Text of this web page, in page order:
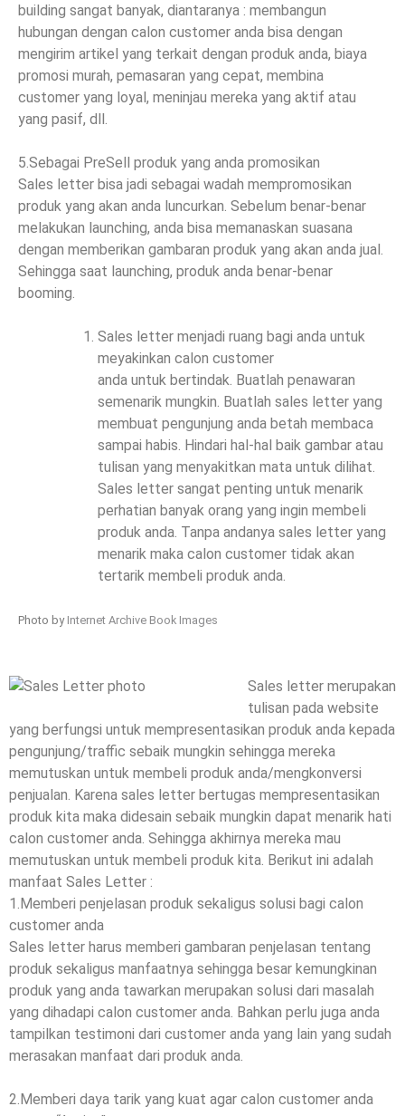
building sangat banyak, diantaranya : membangun
hubungan dengan calon customer anda bisa dengan
mengirim artikel yang terkait dengan produk anda, biaya
promosi murah, pemasaran yang cepat, membina
customer yang loyal, meninjau mereka yang aktif atau
yang pasif, dll.
5.Sebagai PreSell produk yang anda promosikan
Sales letter bisa jadi sebagai wadah mempromosikan
produk yang akan anda luncurkan. Sebelum benar-benar
melakukan launching, anda bisa memanaskan suasana
dengan memberikan gambaran produk yang akan anda jual.
Sehingga saat launching, produk anda benar-benar
booming.
Sales letter menjadi ruang bagi anda untuk
meyakinkan calon customer
anda untuk bertindak. Buatlah penawaran
semenarik mungkin. Buatlah sales letter yang
membuat pengunjung anda betah membaca
sampai habis. Hindari hal-hal baik gambar atau
tulisan yang menyakitkan mata untuk dilihat.
Sales letter sangat penting untuk menarik
perhatian banyak orang yang ingin membeli
produk anda. Tanpa andanya sales letter yang
menarik maka calon customer tidak akan
tertarik membeli produk anda.
Photo by Internet Archive Book Images
Sales letter merupakan
tulisan pada website
yang berfungsi untuk mempresentasikan produk anda kepada
pengunjung/traffic sebaik mungkin sehingga mereka
memutuskan untuk membeli produk anda/mengkonversi
penjualan. Karena sales letter bertugas mempresentasikan
produk kita maka didesain sebaik mungkin dapat menarik hati
calon customer anda. Sehingga akhirnya mereka mau
memutuskan untuk membeli produk kita. Berikut ini adalah
manfaat Sales Letter :
1.Memberi penjelasan produk sekaligus solusi bagi calon
customer anda
Sales letter harus memberi gambaran penjelasan tentang
produk sekaligus manfaatnya sehingga besar kemungkinan
produk yang anda tawarkan merupakan solusi dari masalah
yang dihadapi calon customer anda. Bahkan perlu juga anda
tampilkan testimoni dari customer anda yang lain yang sudah
merasakan manfaat dari produk anda.
2.Memberi daya tarik yang kuat agar calon customer anda